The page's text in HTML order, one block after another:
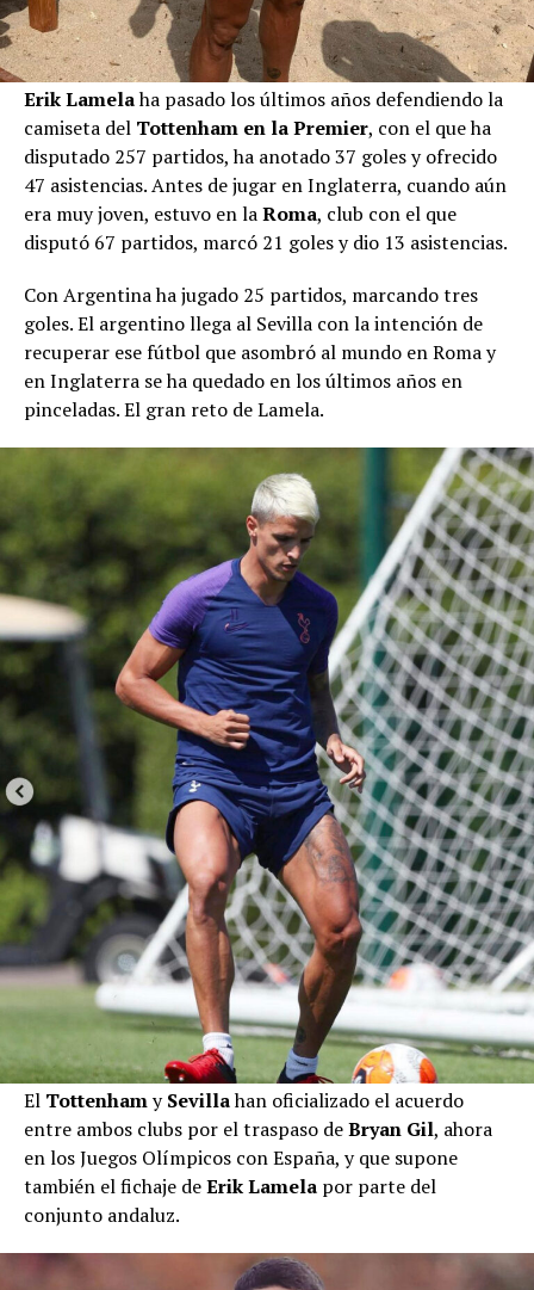
Erik Lamelaha pasado los últimos años defendiendo la
camiseta del Tottenham en la Premier, con el que ha
disputado 257 partidos, ha anotado 37 goles y ofrecido
47 asistencias. Antes de jugar en Inglaterra, cuando aún
era muy joven, estuvo en laRoma, club con el que
disputó 67 partidos, marcó 21 goles y dio 13 asistencias.
Con Argentina ha jugado 25 partidos, marcando tres
goles. El argentino llega al Sevilla con la intención de
recuperar ese fútbol que asombró al mundo en Roma y
en Inglaterra se ha quedado en los últimos años en
pinceladas. El gran reto de Lamela.
El TottenhamySevillahan oficializado el acuerdo
entre ambos clubs por el traspaso deBryan Gil, ahora
en los Juegos Olímpicos con España, y que supone
también el fichaje deErik Lamela por parte del
conjunto andaluz.